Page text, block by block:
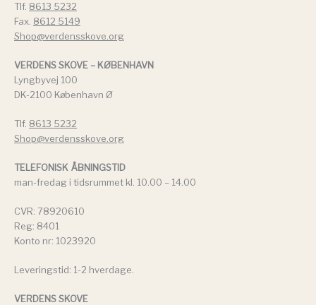
Tlf. 8613 5232
Fax. 8612 5149
Shop@verdensskove.org
VERDENS SKOVE – KØBENHAVN
Lyngbyvej 100
DK-2100 København Ø
Tlf. 8613 5232
Shop@verdensskove.org
TELEFONISK ÅBNINGSTID
man-fredag i tidsrummet kl. 10.00 – 14.00
CVR: 78920610
Reg: 8401
Konto nr: 1023920
Leveringstid: 1-2 hverdage.
VERDENS SKOVE